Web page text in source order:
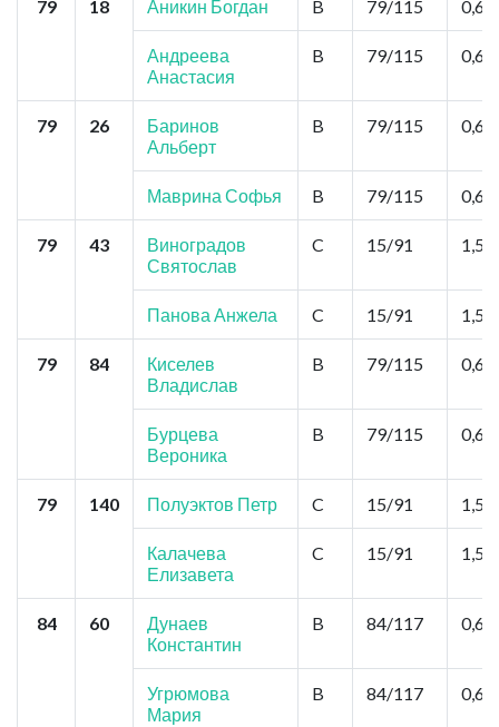
79 18 Аникин Богдан B 79/115 0,6
Андреева
Анастасия
B 79/115 0,6
79 26
Баринов
Альберт
B 79/115 0,6
Маврина Софья B 79/115 0,6
79 43
Виноградов
Святослав
C 15/91 1,5
Панова Анжела C 15/91 1,5
79 84
Киселев
Владислав
B 79/115 0,6
Бурцева
Вероника
B 79/115 0,6
79 140 Полуэктов Петр C 15/91 1,5
Калачева
Елизавета
C 15/91 1,5
84 60
Дунаев
Константин
B 84/117 0,6
Угрюмова
Мария
B 84/117 0,6